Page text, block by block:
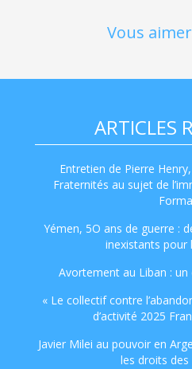
Vous
ARTICLES
Entretien de Pierre
Fraternités au sujet de
Yémen, 5O ans de guerre :
inexistants pour
Avortement au Liban :
« Le collectif contre
d’activité 2025
Javier Milei au pouvoir en
les droits